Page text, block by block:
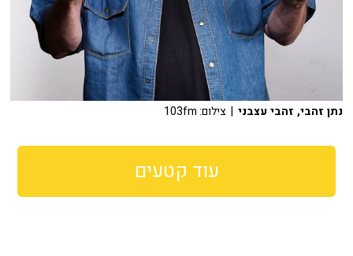
נתן זהבי, זהבי עצבני | צילום: 103fm
עוד קטעים